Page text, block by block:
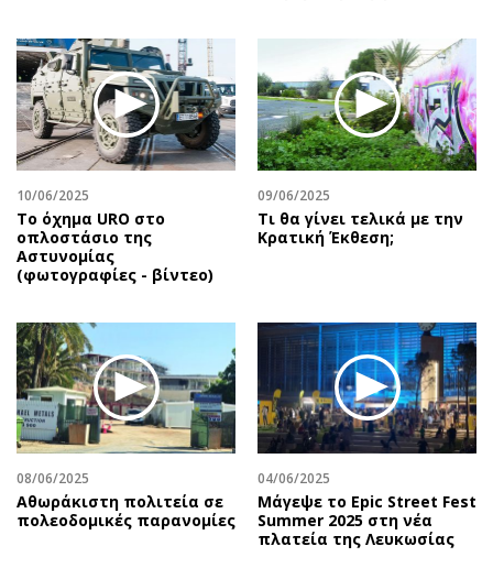
10/06/2025
Το όχημα URO στο
οπλοστάσιο της
Αστυνομίας
(φωτογραφίες - βίντεο)
09/06/2025
Τι θα γίνει τελικά με την
Κρατική Έκθεση;
08/06/2025
Αθωράκιστη πολιτεία σε
πολεοδομικές παρανομίες
04/06/2025
Μάγεψε το Epic Street Fest
Summer 2025 στη νέα
πλατεία της Λευκωσίας